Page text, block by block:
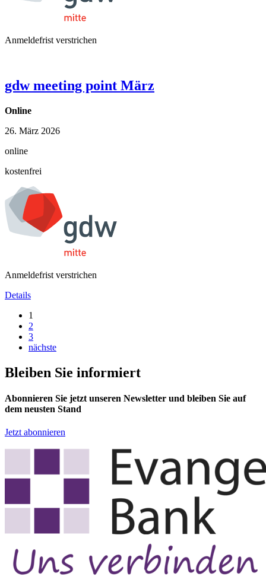
Anmeldefrist verstrichen
gdw meeting point März
Online
26. März 2026
online
kostenfrei
Anmeldefrist verstrichen
Details
1
2
3
nächste
Bleiben Sie informiert
Abonnieren Sie jetzt unseren Newsletter und bleiben Sie auf
dem neusten Stand
Jetzt abonnieren